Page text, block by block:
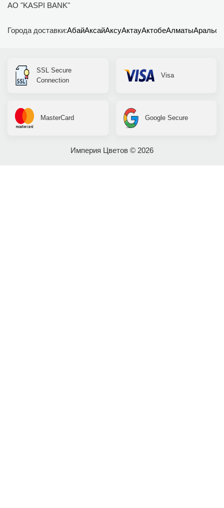
АО "KASPI BANK"
Города доставки:АбайАксайАксуАктауАктобеАлматыАральск
Империя Цветов © 2026
SSL Secure
Connection
Visa
MasterCard Google Secure